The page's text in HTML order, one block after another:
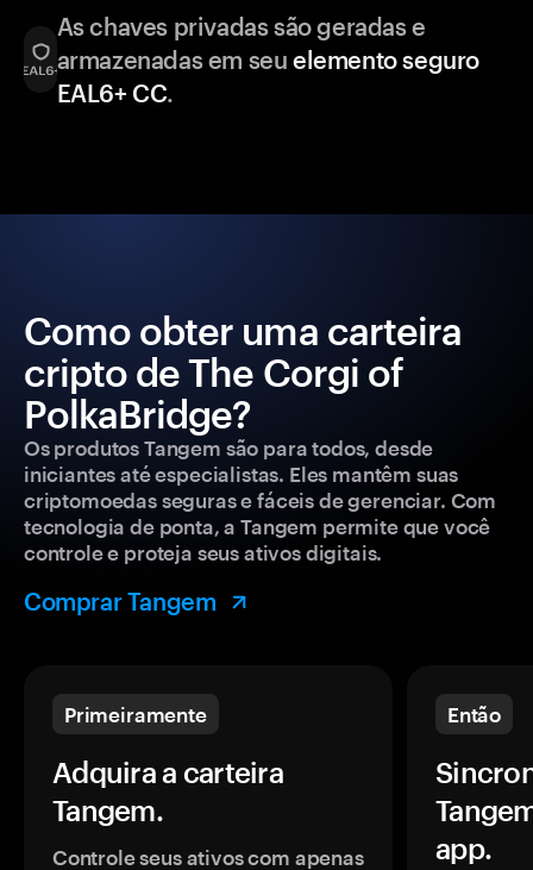
As chaves privadas são geradas e
armazenadas em seu elemento seguro
EAL6+ CC.
Como obter uma carteira
cripto de The Corgi of
PolkaBridge?
Os produtos Tangem são para todos, desde
iniciantes até especialistas. Eles mantêm suas
criptomoedas seguras e fáceis de gerenciar. Com
tecnologia de ponta, a Tangem permite que você
controle e proteja seus ativos digitais.
Comprar Tangem
Primeiramente
Adquira a carteira
Tangem.
Controle seus ativos com apenas
Então
app.